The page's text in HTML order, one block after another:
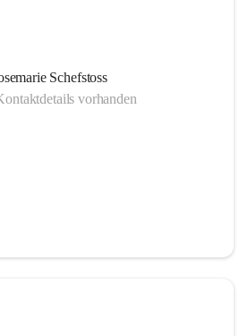
Schefstoss
vorhanden